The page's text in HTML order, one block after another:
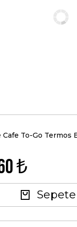
To-Go Termos
₺